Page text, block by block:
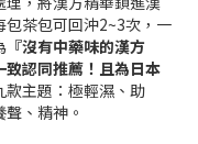
茶包可回沖2~3次，一
『沒有中藥味的漢方
認同推薦！且為日本
款主題：極輕濕、助
、精神。